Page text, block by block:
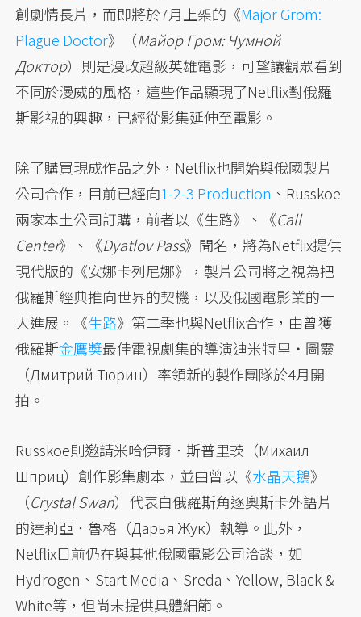
創劇情長片，而即將於7月上架的《Major Grom:
Plague Doctor》（Майор Гром: Чумной
Доктор）則是漫改超級英雄電影，可望讓觀眾看到
不同於漫威的風格，這些作品顯現了Netflix對俄羅
斯影視的興趣，已經從影集延伸至電影。
除了購買現成作品之外，Netflix也開始與俄國製片
公司合作，目前已經向1-2-3 Production 、Russkoe
兩家本土公司訂購，前者以《生路》、《Call
Center》、《Dyatlov Pass》聞名，將為Netflix提供
現代版的《安娜卡列尼娜》，製片公司將之視為把
俄羅斯經典推向世界的契機，以及俄國電影業的一
大進展。《生路》第二季也與Netflix合作，由曾獲
俄羅斯金鷹獎最佳電視劇集的導演迪米特里・圖靈
（Дмитрий Тюрин）率領新的製作團隊於4月開
拍。
Russkoe則邀請米哈伊爾．斯普里茨（Михаил
Шприц）創作影集劇本，並由曾以《水晶天鵝》
（Crystal Swan）代表白俄羅斯角逐奧斯卡外語片
的達莉亞．魯格（Дарья Жук）執導。此外，
Netflix目前仍在與其他俄國電影公司洽談，如
Hydrogen、Start Media、Sreda、Yellow, Black &
White等，但尚未提供具體細節。